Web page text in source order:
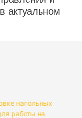
актуальном